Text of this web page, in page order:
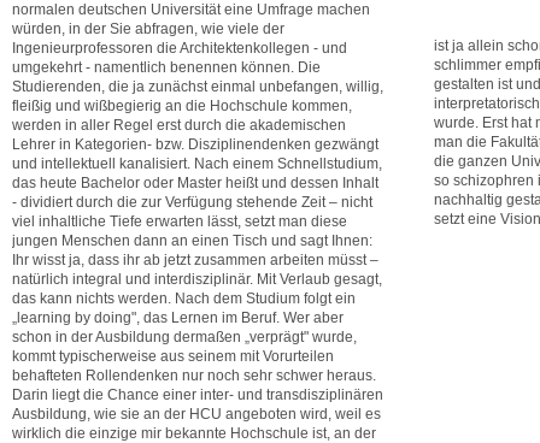
normalen deutschen Universität eine Umfrage machen
würden, in der Sie abfragen, wie viele der
Ingenieurprofessoren die Architektenkollegen - und
umgekehrt - namentlich benennen können. Die
Studierenden, die ja zunächst einmal unbefangen, willig,
fleißig und wißbegierig an die Hochschule kommen,
werden in aller Regel erst durch die akademischen
Lehrer in Kategorien- bzw. Disziplinendenken gezwängt
und intellektuell kanalisiert. Nach einem Schnellstudium,
das heute Bachelor oder Master heißt und dessen Inhalt
- dividiert durch die zur Verfügung stehende Zeit – nicht
viel inhaltliche Tiefe erwarten lässt, setzt man diese
jungen Menschen dann an einen Tisch und sagt Ihnen:
Ihr wisst ja, dass ihr ab jetzt zusammen arbeiten müsst –
natürlich integral und interdisziplinär. Mit Verlaub gesagt,
das kann nichts werden. Nach dem Studium folgt ein
„learning by doing", das Lernen im Beruf. Wer aber
schon in der Ausbildung dermaßen „verprägt" wurde,
kommt typischerweise aus seinem mit Vorurteilen
behafteten Rollendenken nur noch sehr schwer heraus.
Darin liegt die Chance einer inter- und transdisziplinären
Ausbildung, wie sie an der HCU angeboten wird, weil es
wirklich die einzige mir bekannte Hochschule ist, an der
ist ja allein
schlimmer
gestalten ist
wurde. Erst hat
man die
die ganzen
so schizophren
nachhaltig
setzt eine